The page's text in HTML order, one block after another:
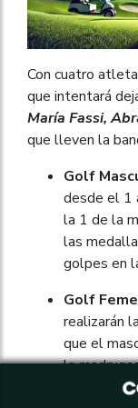
Con cuatro
que intentará
María Fassi,
que lleven la
Golf
desde el 1
la 1 de la
las
golpes en
Golf
realizarán
que el
la